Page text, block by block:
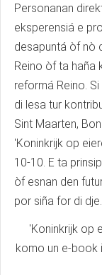
Personanan
eksperensiá e
desapuntá òf nò
Reino òf ta haña
reformá Reino.
di lesa tur
Sint Maarten,
'Koninkrijk op
10-10. E ta
òf esnan den
por siña for di dje.
'Koninkrijk op
komo un e-book